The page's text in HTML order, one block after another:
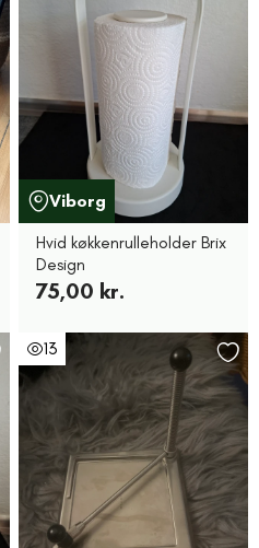
Viborg
Hvid køkkenrulleholder Brix
Design
75,00 kr.
13